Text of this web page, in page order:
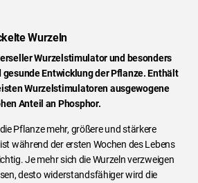
Wurzeln
Wurzelstimulator und besonders
Entwicklung der Pflanze. Enthält
Wurzelstimulatoren ausgewogene
Anteil an Phosphor.
Pflanze mehr, größere und stärkere
während der ersten Wochen des Lebens
Je mehr sich die Wurzeln verzweigen
desto widerstandsfähiger wird die